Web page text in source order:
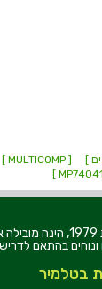
]
[ MULTICOMP ]
חברת טלמיר
בהתאם
בטלמיר